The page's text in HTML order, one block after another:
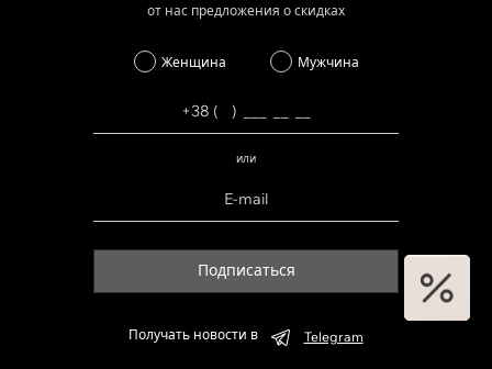
от нас предложения о скидках
Женщина Мужчина
или
Подписаться
Получать новости в Telegram